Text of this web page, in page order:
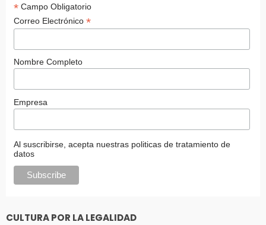
*Campo Obligatorio
Correo Electrónico *
Nombre Completo
Empresa
Al suscribirse, acepta nuestras politicas de tratamiento de
datos
CULTURA POR LA LEGALIDAD